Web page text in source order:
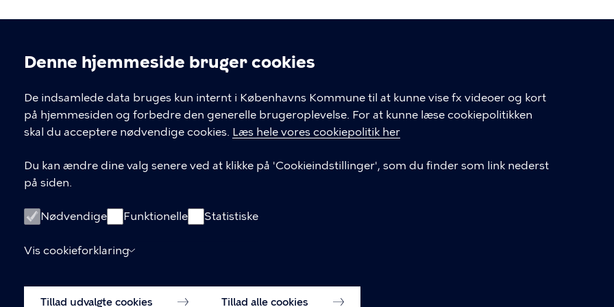
Cookieindstillinger
Denne hjemmeside bruger cookies
De indsamlede data bruges kun internt i Københavns Kommune til at kunne vise fx videoer og kort
på hjemmesiden og forbedre den generelle brugeroplevelse. For at kunne læse cookiepolitikken
skal du acceptere nødvendige cookies. Læs hele vores cookiepolitik her
Du kan ændre dine valg senere ved at klikke på 'Cookieindstillinger', som du finder som link nederst
på siden.
Nødvendige Funktionelle Statistiske
Vis cookieforklaring
Tillad udvalgte cookies Tillad alle cookies
Kontakt Københavns Kommune
T
33 66 33 66
CVR-nummer64942212
GENVEJE
Hvis du vil klage